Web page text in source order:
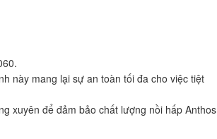
này mang lại sự an toàn tối đa cho việc tiệt
xuyên để đảm bảo chất lượng nồi hấp Anthos